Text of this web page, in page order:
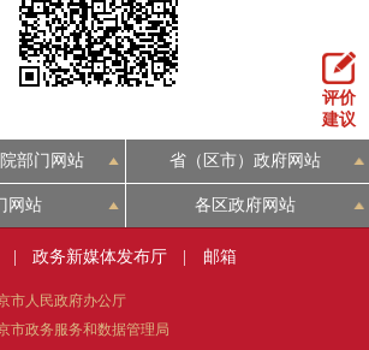
评价
建议
部门网站 省（区市）政府网站
网站 各区政府网站
政务新媒体发布厅 邮箱
市人民政府办公厅
市政务服务和数据管理局